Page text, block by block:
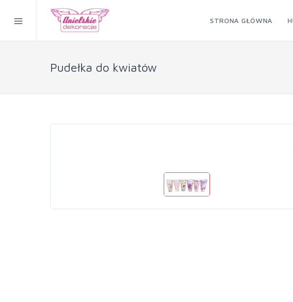
STRONA GŁÓWNA
Pudełka do kwiatów